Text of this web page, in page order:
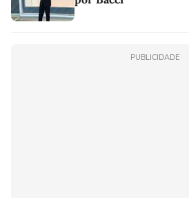
PUBLICIDADE